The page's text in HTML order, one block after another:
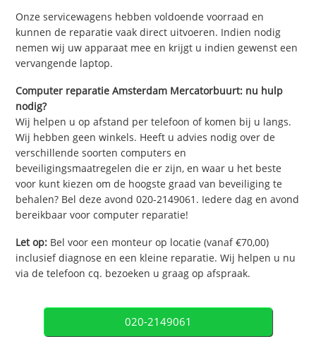
Onze servicewagens hebben voldoende voorraad en
kunnen de reparatie vaak direct uitvoeren. Indien nodig
nemen wij uw apparaat mee en krijgt u indien gewenst een
vervangende laptop.
Computer reparatie Amsterdam Mercatorbuurt: nu hulp
nodig?
Wij helpen u op afstand per telefoon of komen bij u langs.
Wij hebben geen winkels. Heeft u advies nodig over de
verschillende soorten computers en
beveiligingsmaatregelen die er zijn, en waar u het beste
voor kunt kiezen om de hoogste graad van beveiliging te
behalen? Bel deze avond 020-2149061. Iedere dag en avond
bereikbaar voor computer reparatie!
Let op: Bel voor een monteur op locatie (vanaf €70,00)
inclusief diagnose en een kleine reparatie. Wij helpen u nu
via de telefoon cq. bezoeken u graag op afspraak.
020-2149061